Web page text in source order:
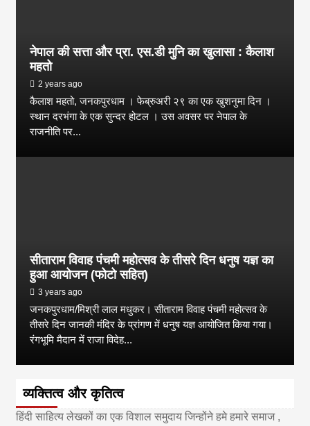
नेपाल की सत्ता और प्रा. एस.डी मुनि का खुलासा : कैलाश
महतो
2 years ago
कैलाश महतो, जनकपुरधाम । फेब्रुअरी २९ का एक खुशनुमा दिन ।
स्थान दरभंगा के एक सुन्दर होटल । उस अवसर पर नेपाल के
राजनीति पर...
सीताराम विवाह पंचमी महोत्सव के तीसरे दिन धनुष यज्ञ का
हुआ आयोजन (फोटो सहित)
3 years ago
जनकपुरधाम/मिश्री लाल मधुकर। सीताराम विवाह पंचमी महोत्सव के
तीसरे दिन जानकी मंदिर के प्रांगण में धनुष यज्ञ आयोजित किया गया।
रंगभूमि मैदान में राजा विदेह...
व्यक्तित्व और कृतित्व
हिंदी साहित्य लेखकों का एक विशाल समुदाय जिन्होंने हमे हमारे समाज ,